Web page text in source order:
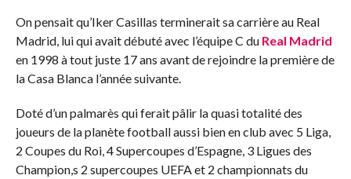
On pensait qu’Iker Casillas terminerait sa carrière au Real
Madrid, lui qui avait débuté avec l’équipe C du Real Madrid
en 1998 à tout juste 17 ans avant de rejoindre la première de
la Casa Blanca l’année suivante.
Doté d’un palmarès qui ferait pâlir la quasi totalité des
joueurs de la planète football aussi bien en club avec 5 Liga,
2 Coupes du Roi, 4 Supercoupes d’Espagne, 3 Ligues des
Champion,s 2 supercoupes UEFA et 2 championnats du